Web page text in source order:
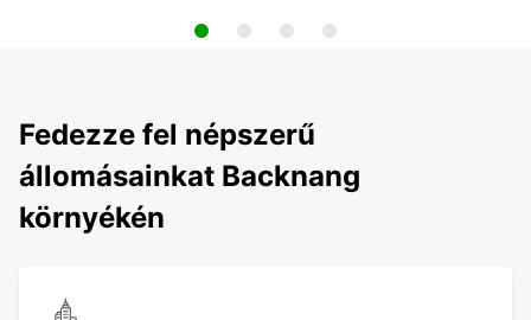
Fedezze fel népszerű
állomásainkat Backnang
környékén